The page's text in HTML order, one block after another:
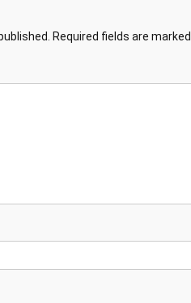
Required fields are marked